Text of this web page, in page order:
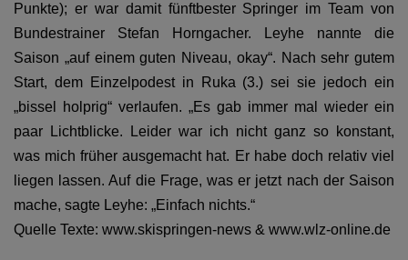
Punkte); er war damit fünftbester Springer im Team von
Bundestrainer Stefan Horngacher. Leyhe nannte die
Saison „auf einem guten Niveau, okay“. Nach sehr gutem
Start, dem Einzelpodest in Ruka (3.) sei sie jedoch ein
„bissel holprig“ verlaufen. „Es gab immer mal wieder ein
paar Lichtblicke. Leider war ich nicht ganz so konstant,
was mich früher ausgemacht hat. Er habe doch relativ viel
liegen lassen. Auf die Frage, was er jetzt nach der Saison
mache, sagte Leyhe: „Einfach nichts.“
Quelle Texte: www.skispringen-news & www.wlz-online.de